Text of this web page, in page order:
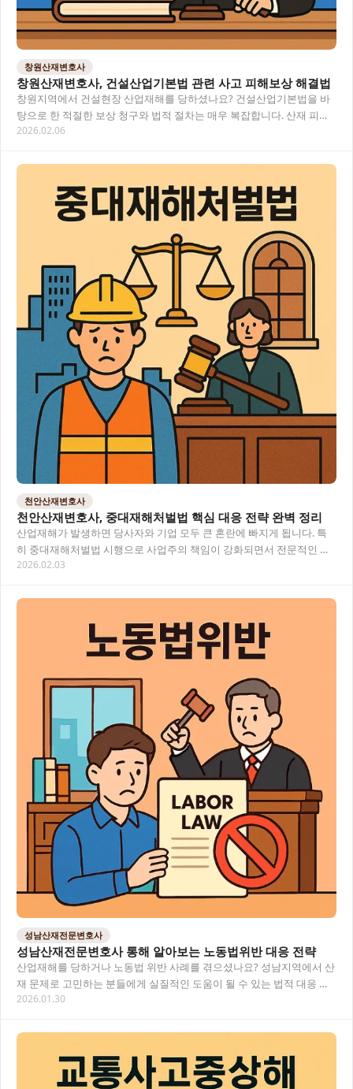
창원산재변호사
창원산재변호사, 건설산업기본법 관련 사고 피해보상 해결법
창원지역에서 건설현장 산업재해를 당하셨나요? 건설산업기본법을 바
탕으로 한 적절한 보상 청구와 법적 절차는 매우 복잡합니다. 산재 피해
발생 시 전문 변호사 의 도움으로 최적의 보상…
2026.02.06
천안산재변호사
천안산재변호사, 중대재해처벌법 핵심 대응 전략 완벽 정리
산업재해가 발생하면 당사자와 기업 모두 큰 혼란에 빠지게 됩니다. 특
히 중대재해처벌법 시행으로 사업주의 책임이 강화되면서 전문적인 법
률 조력이 더욱 중요해졌어요. 이 글에서는 천안…
2026.02.03
성남산재전문변호사
성남산재전문변호사 통해 알아보는 노동법위반 대응 전략
산업재해를 당하거나 노동법 위반 사례를 겪으셨나요? 성남지역에서 산
재 문제로 고민하는 분들에게 실질적인 도움이 될 수 있는 법적 대응 방
법과 산재보상 청구 절차에 대해 알아보겠습니…
2026.01.30